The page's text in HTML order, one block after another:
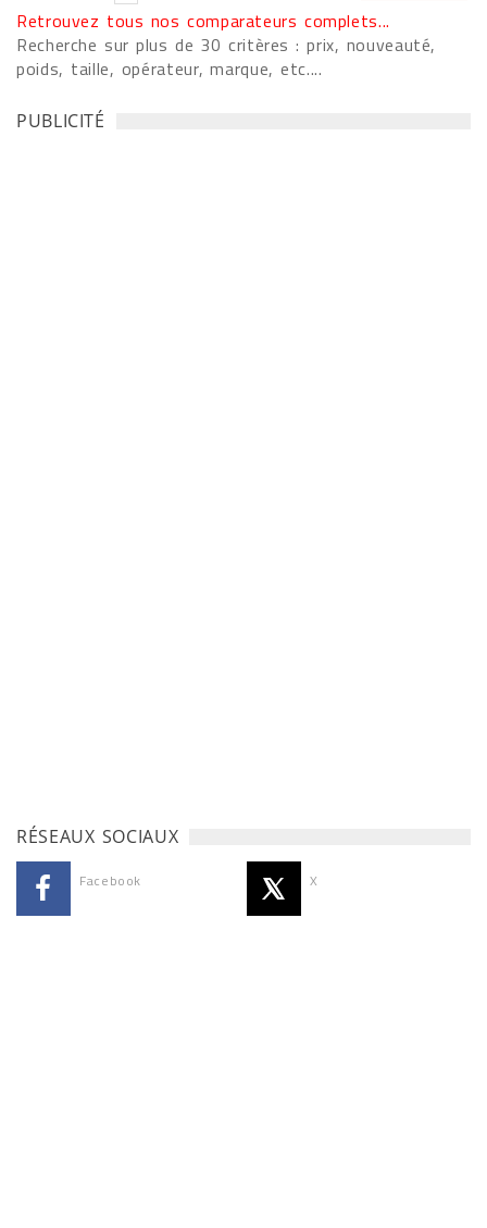
Retrouvez tous nos comparateurs complets...
Recherche sur plus de 30 critères : prix, nouveauté,
poids, taille, opérateur, marque, etc....
PUBLICITÉ
RÉSEAUX SOCIAUX
Facebook X